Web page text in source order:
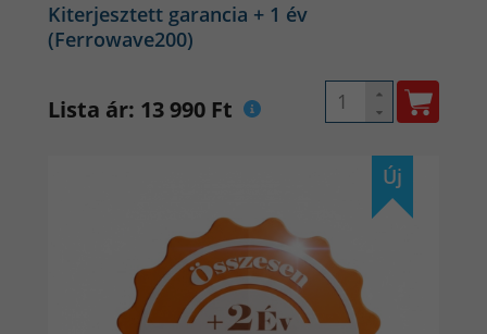
Kiterjesztett garancia + 1 év
(Ferrowave200)
Lista ár: 13 990 Ft
Új